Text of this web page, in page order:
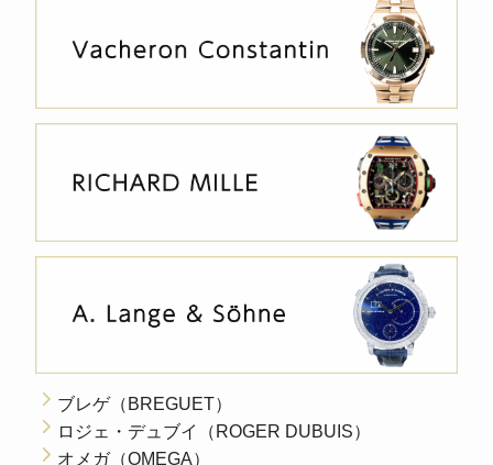
ブレゲ（BREGUET）
ロジェ・デュブイ（ROGER DUBUIS）
オメガ（OMEGA）